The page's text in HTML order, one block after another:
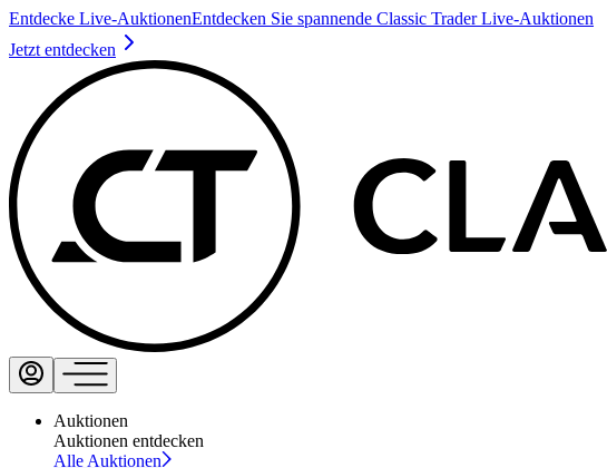
Entdecke Live-AuktionenEntdecken Sie spannende Classic Trader Live-Auktionen
Jetzt entdecken
Auktionen
Auktionen entdecken
Alle Auktionen